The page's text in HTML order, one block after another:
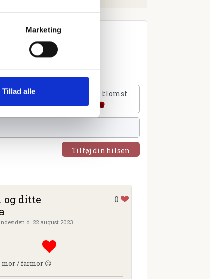
Marketing
Tillad alle
et hjerte Tilføj en blomst
Tilføj din hilsen
og ditte
0
d. 22.august.2023
mor / farmor 😥